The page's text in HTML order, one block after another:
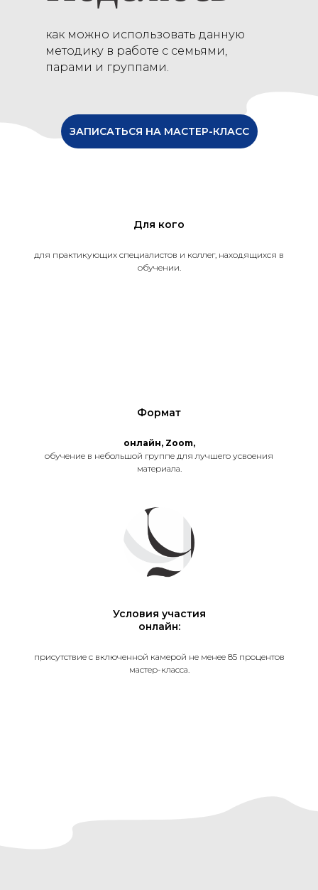
как можно использовать данную
методику в работе с семьями,
парами и группами.
ЗАПИСАТЬСЯ НА МАСТЕР-КЛАСС
Для кого
для практикующих специалистов и коллег, находящихся в
обучении.
Формат
онлайн, Zoom,
обучение в небольшой группе для лучшего усвоения
материала.
Условия участия
онлайн:
присутствие с включенной камерой не менее 85 процентов
мастер-класса.